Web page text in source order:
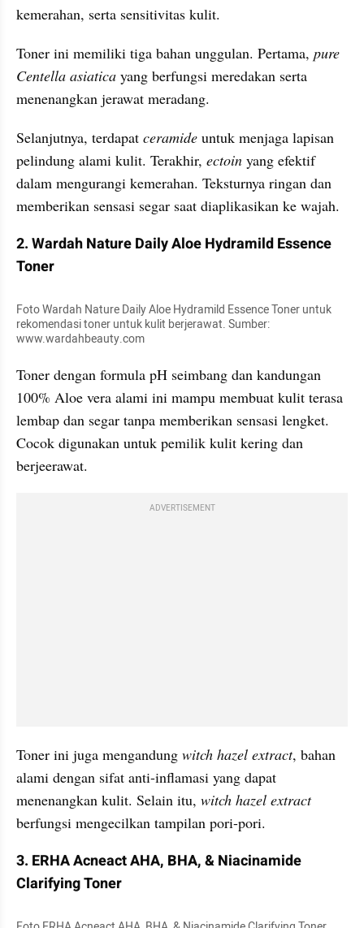
kemerahan, serta sensitivitas kulit.
Toner ini memiliki tiga bahan unggulan. Pertama, pure
Centella asiatica yang berfungsi meredakan serta
menenangkan jerawat meradang.
Selanjutnya, terdapat ceramide untuk menjaga lapisan
pelindung alami kulit. Terakhir, ectoin yang efektif
dalam mengurangi kemerahan. Teksturnya ringan dan
memberikan sensasi segar saat diaplikasikan ke wajah.
2. Wardah Nature Daily Aloe Hydramild Essence
Toner
Foto Wardah Nature Daily Aloe Hydramild Essence Toner untuk
rekomendasi toner untuk kulit berjerawat. Sumber:
www.wardahbeauty.com
Toner dengan formula pH seimbang dan kandungan
100% Aloe vera alami ini mampu membuat kulit terasa
lembap dan segar tanpa memberikan sensasi lengket.
Cocok digunakan untuk pemilik kulit kering dan
berjeerawat.
ADVERTISEMENT
Toner ini juga mengandung witch hazel extract, bahan
alami dengan sifat anti-inflamasi yang dapat
menenangkan kulit. Selain itu, witch hazel extract
berfungsi mengecilkan tampilan pori-pori.
3. ERHA Acneact AHA, BHA, & Niacinamide
Clarifying Toner